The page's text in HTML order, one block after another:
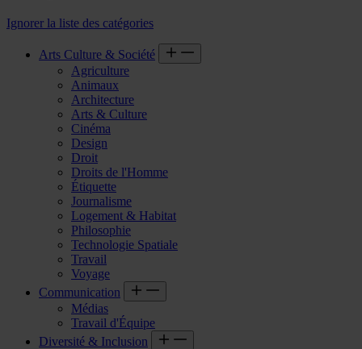
Ignorer la liste des catégories
Arts Culture & Société
Agriculture
Animaux
Architecture
Arts & Culture
Cinéma
Design
Droit
Droits de l'Homme
Étiquette
Journalisme
Logement & Habitat
Philosophie
Technologie Spatiale
Travail
Voyage
Communication
Médias
Travail d'Équipe
Diversité & Inclusion